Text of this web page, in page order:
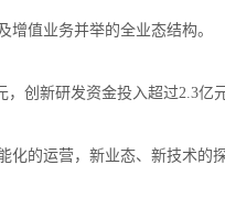
值业务并举的全业态结构。
创新研发资金投入超过2.3亿元
的运营，新业态、新技术的